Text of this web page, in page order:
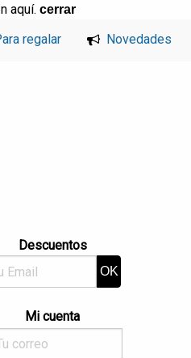
aquí. cerrar
regalar Novedades
Descuentos
Mi cuenta